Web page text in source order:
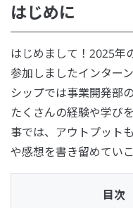
はじめに
はじめまして！2025年
参加しましたインター
シップでは事業開発部の
たくさんの経験や学び
事では、アウトプット
や感想を書き留めてい